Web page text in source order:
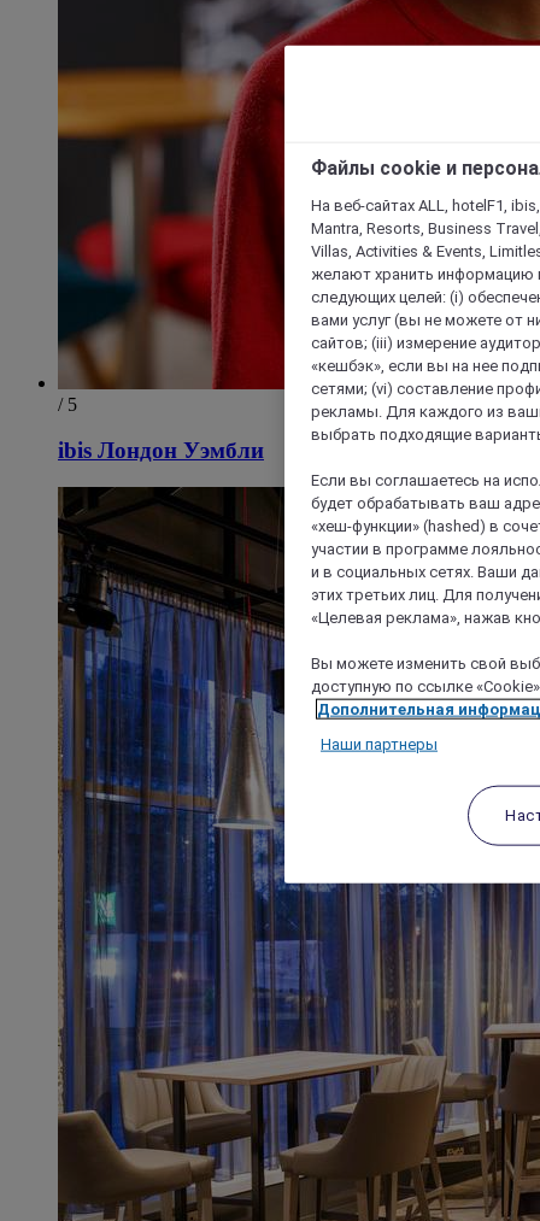
/ 5
ibis Лондон Уэмбли
Файлы cookie и
На веб-сайтах ALL, hotelF1,
Mantra, Resorts, Business
Villas, Activities & Events,
желают хранить информацию
следующих целей: (i)
вами услуг (вы не можете от
сайтов; (iii) измерение
«кешбэк», если вы на нее
сетями; (vi) составление
рекламы. Для каждого из
выбрать подходящие
Если вы соглашаетесь на
будет обрабатывать ваш
«хеш-функции» (hashed) в
участии в программе
и в социальных сетях. Ваши
этих третьих лиц. Для
«Целевая реклама», нажав
Вы можете изменить свой
доступную по ссылке
Дополнительная
Наши партнеры